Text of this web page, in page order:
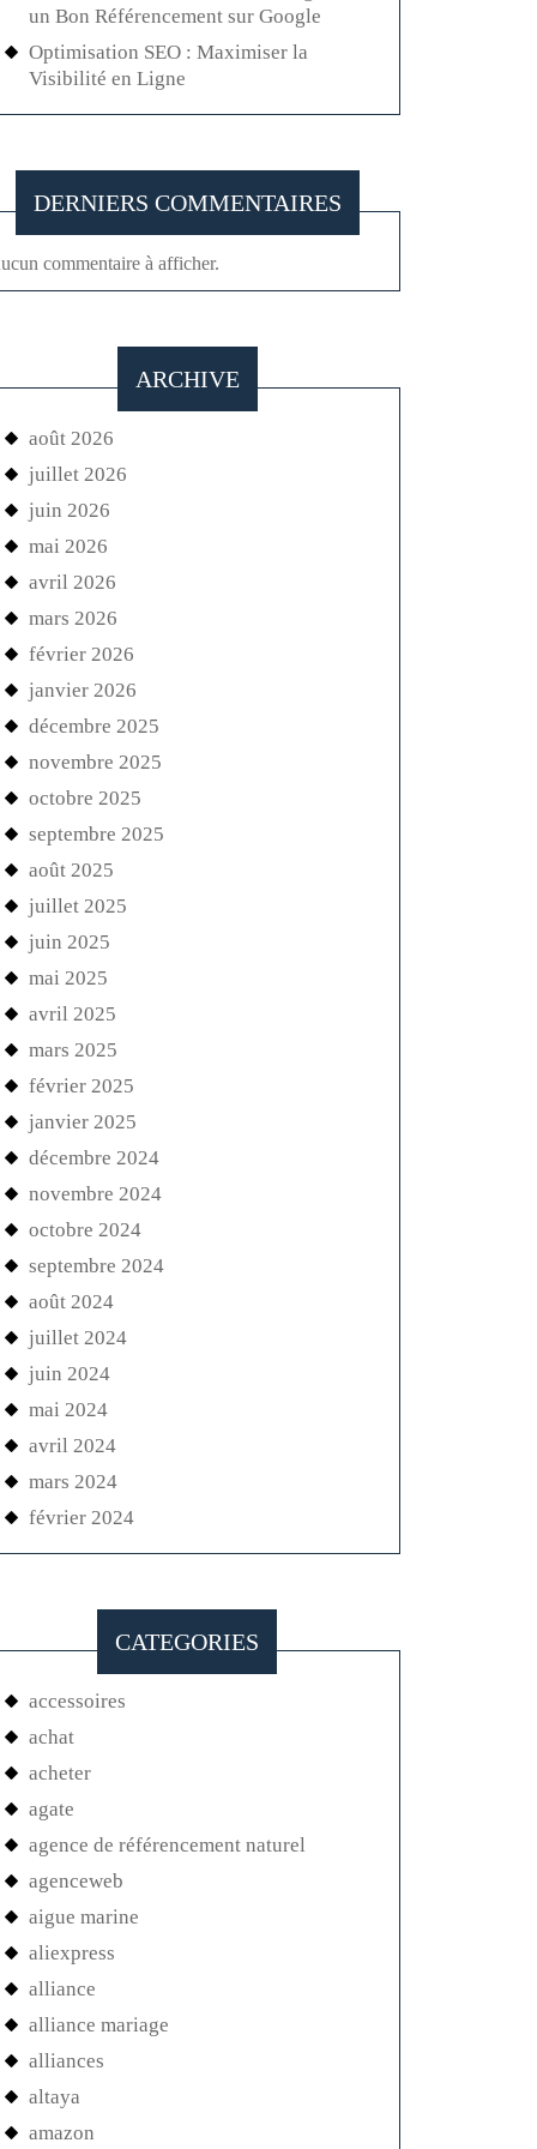
un Bon Référencement sur Google
Optimisation SEO : Maximiser la
Visibilité en Ligne
DERNIERS COMMENTAIRES
commentaire à afficher.
ARCHIVE
août 2026
juillet 2026
juin 2026
mai 2026
avril 2026
mars 2026
février 2026
janvier 2026
décembre 2025
novembre 2025
octobre 2025
septembre 2025
août 2025
juillet 2025
juin 2025
mai 2025
avril 2025
mars 2025
février 2025
janvier 2025
décembre 2024
novembre 2024
octobre 2024
septembre 2024
août 2024
juillet 2024
juin 2024
mai 2024
avril 2024
mars 2024
février 2024
CATEGORIES
accessoires
achat
acheter
agate
agence de référencement naturel
agenceweb
aigue marine
aliexpress
alliance
alliance mariage
alliances
altaya
amazon